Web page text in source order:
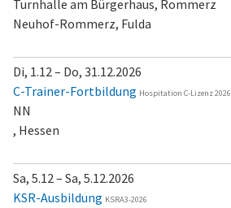
Turnhalle am Bürgerhaus, Rommerz
Neuhof-Rommerz, Fulda
Di, 1.12 – Do, 31.12.2026
C-Trainer-Fortbildung Hospitation C-Lizenz 2026
NN
, Hessen
Sa, 5.12 – Sa, 5.12.2026
KSR-Ausbildung KSRA3-2026